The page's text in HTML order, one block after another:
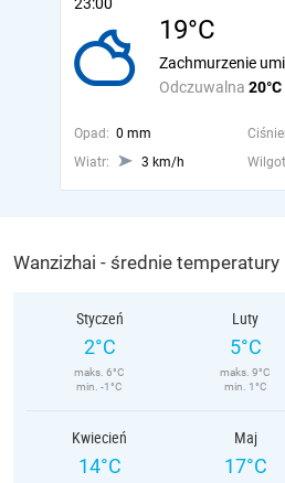
19°C
Odczuwalna 20°C
Zachmurzenie
Opad: 0 mm
Wiatr:
3 km/h
Wanzizhai - średnie temperatury
Styczeń
2°C
maks. 6°C
min. -1°C
Luty
5°C
maks. 9°C
min. 1°C
Kwiecień
14°C
Maj
17°C